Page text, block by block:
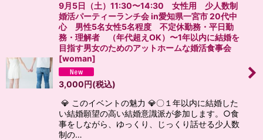
9月5日（土）11:30〜14:30 女性用 少人数制
婚活パーティーランチ会 in愛知県一宮市 20代中
心 男性5名女性5名程度 不定休勤務・平日勤
務・理解者 （年代超えOK）〜1年以内に結婚を
目指す男女のためのアットホームな婚活食事会
[woman]
3,000円(税込)
💎 このイベントの魅力 💎〇１年以内に結婚した
い結婚願望の高い結婚意識派が参加します。○食
事をしながら、ゆっくり、じっくり話せる少人数
制の…